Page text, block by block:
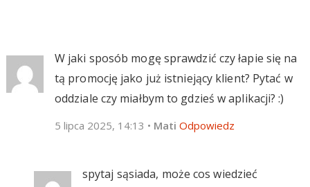
W jaki sposób mogę sprawdzić czy łapie się na
tą promocję jako już istniejący klient? Pytać w
oddziale czy miałbym to gdzieś w aplikacji? :)
5 lipca 2025, 14:13 • Mati Odpowiedz
spytaj sąsiada, może cos wiedzieć